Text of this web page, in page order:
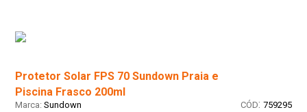
Protetor Solar FPS 70 Sundown Praia e
Piscina Frasco 200ml
Sundown : 759295